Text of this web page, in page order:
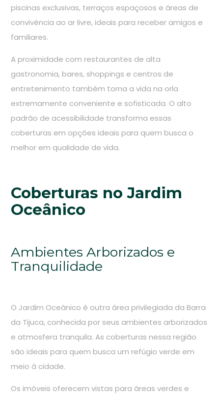
piscinas exclusivas, terraços espaçosos e áreas de
convivência ao ar livre, ideais para receber amigos e
familiares.
A proximidade com restaurantes de alta
gastronomia, bares, shoppings e centros de
entretenimento também torna a vida na orla
extremamente conveniente e sofisticada. O alto
padrão de acessibilidade transforma essas
coberturas em opções ideais para quem busca o
melhor em qualidade de vida.
Coberturas no Jardim
Oceânico
Ambientes Arborizados e
Tranquilidade
O Jardim Oceânico é outra área privilegiada da Barra
da Tijuca, conhecida por seus ambientes arborizados
e atmosfera tranquila. As coberturas nessa região
são ideais para quem busca um refúgio verde em
meio à cidade.
Os imóveis oferecem vistas para áreas verdes e